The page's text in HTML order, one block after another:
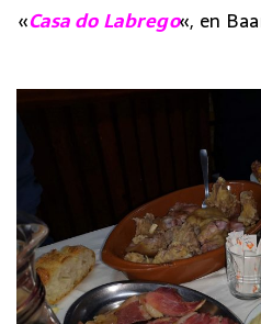
«Casa do Labrego«, en